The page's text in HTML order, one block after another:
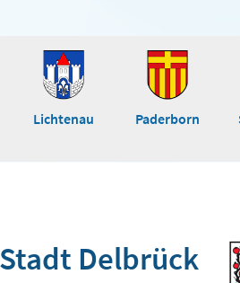
Lichtenau Paderborn
Stadt Delbrück